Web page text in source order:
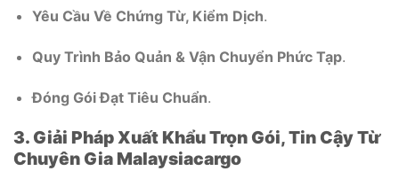
Yêu Cầu Về Chứng Từ, Kiểm Dịch.
Quy Trình Bảo Quản & Vận Chuyển Phức Tạp.
Đóng Gói Đạt Tiêu Chuẩn.
3. Giải Pháp Xuất Khẩu Trọn Gói, Tin Cậy Từ
Chuyên Gia Malaysiacargo